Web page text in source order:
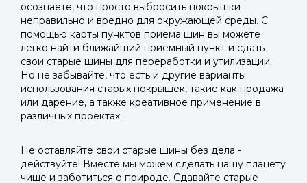
осознаете, что просто выбросить покрышки
неправильно и вредно для окружающей среды. С
помощью карты пунктов приема шин вы можете
легко найти ближайший приемный пункт и сдать
свои старые шины для переработки и утилизации.
Но не забывайте, что есть и другие варианты
использования старых покрышек, такие как продажа
или дарение, а также креативное применение в
различных проектах.
Не оставляйте свои старые шины без дела -
действуйте! Вместе мы можем сделать нашу планету
чище и заботиться о природе. Сдавайте старые